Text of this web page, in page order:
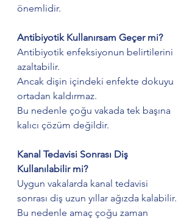
önemlidir.
Antibiyotik Kullanırsam Geçer mi?
Antibiyotik enfeksiyonun belirtilerini
azaltabilir.
Ancak dişin içindeki enfekte dokuyu
ortadan kaldırmaz.
Bu nedenle çoğu vakada tek başına
kalıcı çözüm değildir.
Kanal Tedavisi Sonrası Diş
Kullanılabilir mi?
Uygun vakalarda kanal tedavisi
sonrası diş uzun yıllar ağızda kalabilir.
Bu nedenle amaç çoğu zaman